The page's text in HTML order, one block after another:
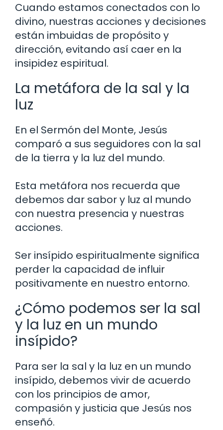
Cuando estamos conectados con lo
divino, nuestras acciones y decisiones
están imbuidas de propósito y
dirección, evitando así caer en la
insipidez espiritual.
La metáfora de la sal y la
luz
En el Sermón del Monte, Jesús
comparó a sus seguidores con la sal
de la tierra y la luz del mundo.
Esta metáfora nos recuerda que
debemos dar sabor y luz al mundo
con nuestra presencia y nuestras
acciones.
Ser insípido espiritualmente significa
perder la capacidad de influir
positivamente en nuestro entorno.
¿Cómo podemos ser la sal
y la luz en un mundo
insípido?
Para ser la sal y la luz en un mundo
insípido, debemos vivir de acuerdo
con los principios de amor,
compasión y justicia que Jesús nos
enseñó.